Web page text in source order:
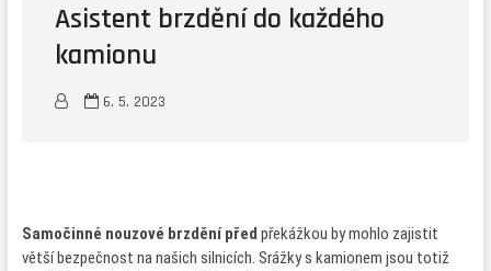
Asistent brzdění do každého
kamionu
6. 5. 2023
Samočinné nouzové brzdění před překážkou by mohlo zajistit
větší bezpečnost na našich silnicích. Srážky s kamionem jsou totiž